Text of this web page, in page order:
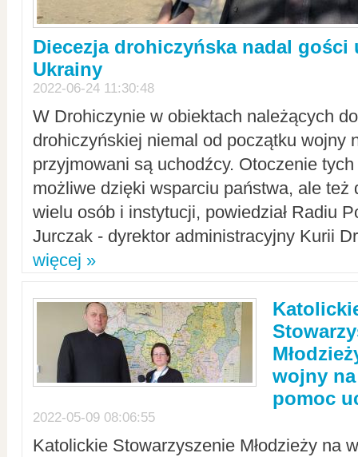
Diecezja drohiczyńska nadal gości
Ukrainy
2022-06-24 11:30:48
W Drohiczynie w obiektach należących
drohiczyńskiej niemal od początku wojny
przyjmowani są uchodźcy. Otoczenie
możliwe dzięki wsparciu państwa, ale też
wielu osób i instytucji, powiedział Radiu
Jurczak - dyrektor administracyjny Kurii
więcej »
wojny
pomoc
2022-05-09 08:06:55
Katolickie Stowarzyszenie Młodzieży na